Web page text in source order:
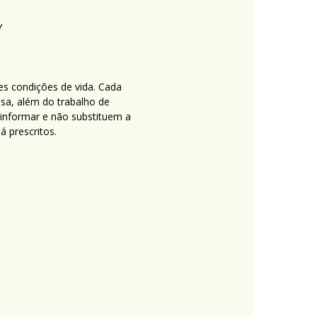
condições de vida. Cada
além do trabalho de
e não substituem a
prescritos.